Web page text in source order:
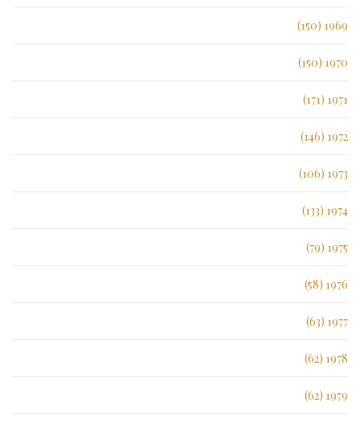
1969 (150)
1970 (150)
1971 (171)
1972 (146)
1973 (106)
1974 (133)
1975 (79)
1976 (58)
1977 (63)
1978 (62)
1979 (62)